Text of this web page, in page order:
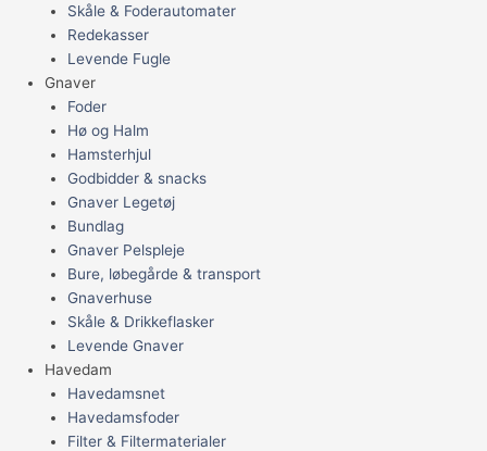
Skåle & Foderautomater
Redekasser
Levende Fugle
Gnaver
Foder
Hø og Halm
Hamsterhjul
Godbidder & snacks
Gnaver Legetøj
Bundlag
Gnaver Pelspleje
Bure, løbegårde & transport
Gnaverhuse
Skåle & Drikkeflasker
Levende Gnaver
Havedam
Havedamsnet
Havedamsfoder
Filter & Filtermaterialer